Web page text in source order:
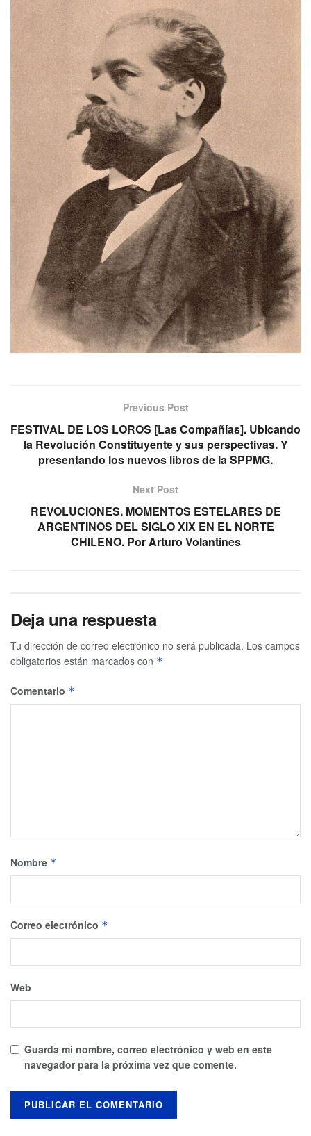
Previous Post
FESTIVAL DE LOS LOROS [Las Compañías]. Ubicando
la Revolución Constituyente y sus perspectivas. Y
presentando los nuevos libros de la SPPMG.
Next Post
REVOLUCIONES. MOMENTOS ESTELARES DE
ARGENTINOS DEL SIGLO XIX EN EL NORTE
CHILENO. Por Arturo Volantines
Deja una respuesta
Tu dirección de correo electrónico no será publicada. Los campos
obligatorios están marcados con *
Comentario *
Nombre *
Correo electrónico *
Web
Guarda mi nombre, correo electrónico y web en este
navegador para la próxima vez que comente.